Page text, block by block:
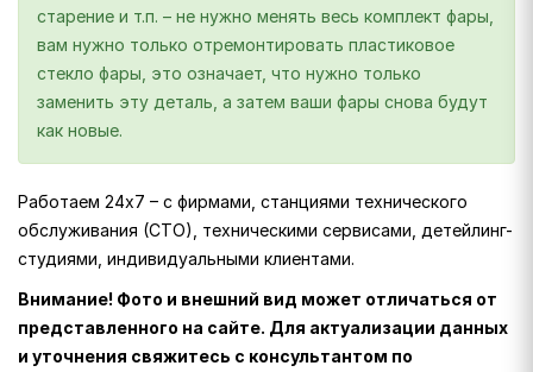
старение и т.п. – не нужно менять весь комплект фары,
вам нужно только отремонтировать пластиковое
стекло фары, это означает, что нужно только
заменить эту деталь, а затем ваши фары снова будут
как новые.
Работаем 24х7 – с фирмами, станциями технического
обслуживания (СТО), техническими сервисами, детейлинг-
студиями, индивидуальными клиентами.
Внимание! Фото и внешний вид может отличаться от
представленного на сайте. Для актуализации данных
и уточнения свяжитесь с консультантом по